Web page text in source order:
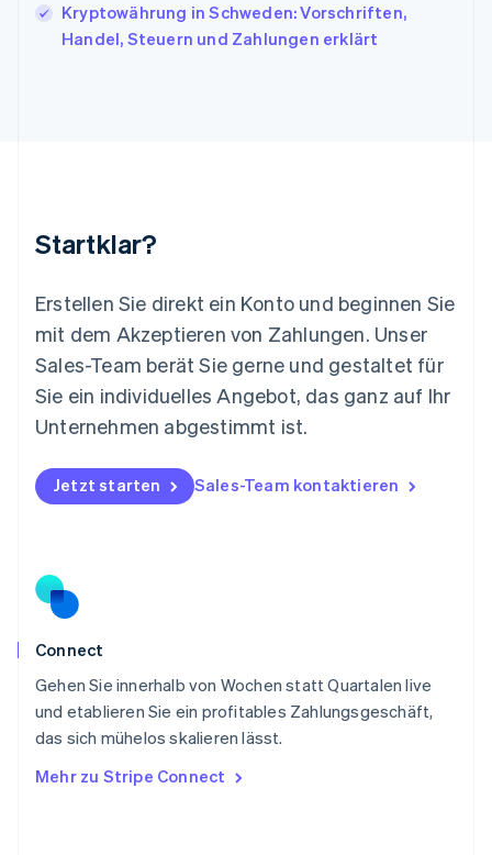
Kryptowährung in Schweden: Vorschriften,
Handel, Steuern und Zahlungen erklärt
Startklar?
Erstellen Sie direkt ein Konto und beginnen Sie
mit dem Akzeptieren von Zahlungen. Unser
Sales-Team berät Sie gerne und gestaltet für
Sie ein individuelles Angebot, das ganz auf Ihr
Unternehmen abgestimmt ist.
Jetzt starten Sales-Team kontaktieren
Connect
Gehen Sie innerhalb von Wochen statt Quartalen live
und etablieren Sie ein profitables Zahlungsgeschäft,
das sich mühelos skalieren lässt.
Mehr zu Stripe Connect
Liechtenstein
Deutsch English
Mexiko
English
Niederlande
Nederlands English
Norwegen
English
Österreich
Polen
English
Portugal
Schweden
Svenska
Schweiz
Singapur
English简体中文
Slowakei
Slowenien